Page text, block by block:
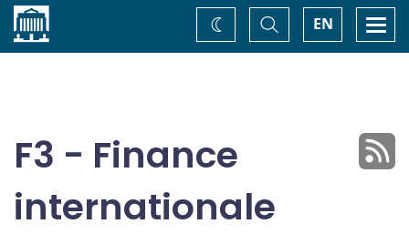
Accueil EN
Basculer
la
recherche
Changez
de
F3 - Finance
internationale